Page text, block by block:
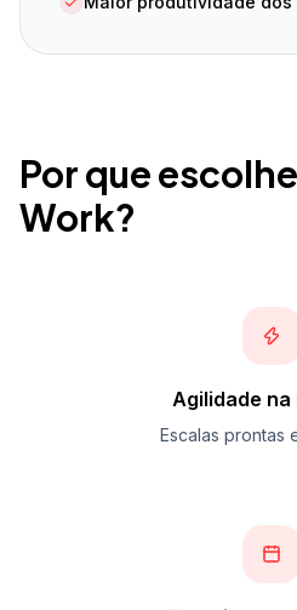
Por que
Work?
Agilidade na
Escalas prontas